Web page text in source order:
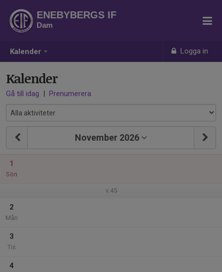
Kalender Logga in
ENEBYBERGS IF
Dam
Kalender
Gå till idag | Prenumerera
November 2026
1
Sön
v.45
2
Mån
3
Tis
4